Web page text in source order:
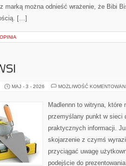
marką można odnieść wrażenie, że Bibi
[…]
MAJ - 3 - 2026 MOŻLIWOŚĆ
Madlennn to witryna, które
przemyślany punkt w sieci
praktycznych informacji.
skojarzenie z czymś
przyciągać uwagę
podejście do